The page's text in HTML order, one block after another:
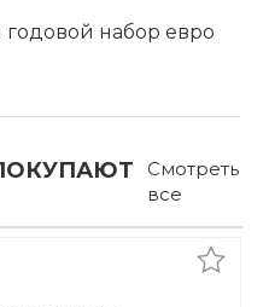
набор евро
Смотреть
все